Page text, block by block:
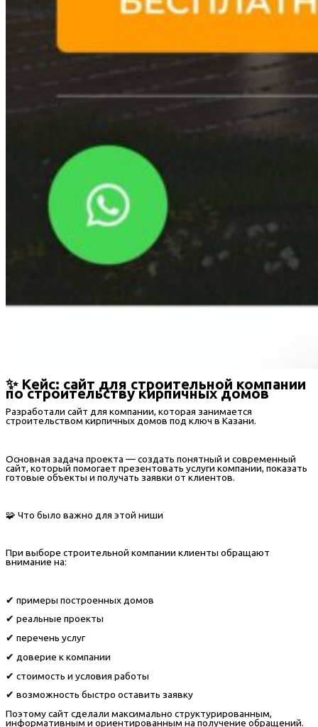
✨ Кейс: сайт для строительной компании
по строительству кирпичных домов
Разработали сайт для компании, которая занимается
строительством кирпичных домов под ключ в Казани.
Основная задача проекта — создать понятный и современный
сайт, который помогает презентовать услуги компании, показать
готовые объекты и получать заявки от клиентов.
🧩 Что было важно для этой ниши
При выборе строительной компании клиенты обращают
внимание на:
✔ примеры построенных домов
✔ реальные проекты
✔ перечень услуг
✔ доверие к компании
✔ стоимость и условия работы
✔ возможность быстро оставить заявку
Поэтому сайт сделали максимально структурированным,
информативным и ориентированным на получение обращений.